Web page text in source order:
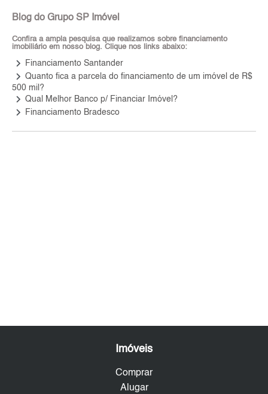
Blog do Grupo SP Imóvel
Confira a ampla pesquisa que realizamos sobre financiamento
imobiliário em nosso blog. Clique nos links abaixo:
keyboard_arrow_right Financiamento Santander
keyboard_arrow_right Quanto fica a parcela do financiamento de um imóvel de R$
500 mil?
keyboard_arrow_right Qual Melhor Banco p/ Financiar Imóvel?
keyboard_arrow_right Financiamento Bradesco
Imóveis
Comprar
Alugar